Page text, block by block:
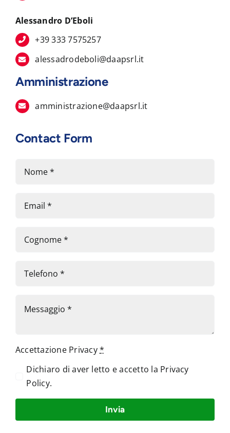
Alessandro D’Eboli
+39 333 7575257
alessadrodeboli@daapsrl.it
Amministrazione
amministrazione@daapsrl.it
Contact Form
Accettazione Privacy*
Dichiaro di aver letto e accetto la Privacy
Policy.
Invia